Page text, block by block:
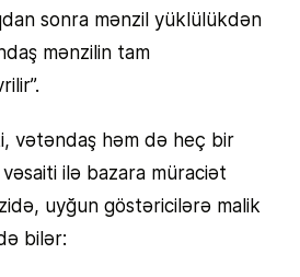
sonra mənzil yüklülükdən
mənzilin tam
vətəndaş həm də heç bir
ilə bazara müraciət
uyğun göstəricilərə malik
bilər: